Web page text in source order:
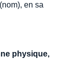
en sa
physique,